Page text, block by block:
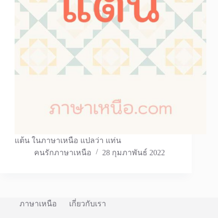
แต้น ในภาษาเหนือ แปลว่า แท่น
คนรักภาษาเหนือ
28 กุมภาพันธ์ 2022
ภาษาเหนือ เกี่ยวกับเรา